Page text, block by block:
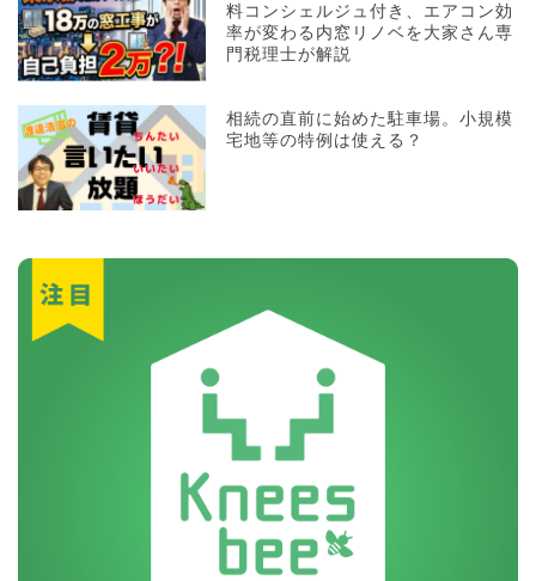
料コンシェルジュ付き、エアコン効
率が変わる内窓リノベを大家さん専
門税理士が解説
相続の直前に始めた駐車場。小規模
宅地等の特例は使える？